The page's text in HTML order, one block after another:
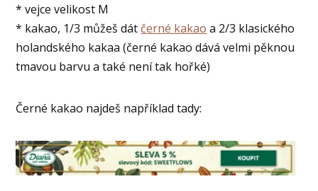
* vejce velikost M
* kakao, 1/3 můžeš dát černé kakao a 2/3 klasického
holandského kakaa (černé kakao dává velmi pěknou
tmavou barvu a také není tak hořké)
Černé kakao najdeš například tady: